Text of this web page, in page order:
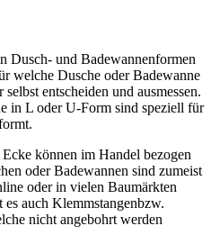
Dusch- und Badewannenformen
welche Dusche oder Badewanne
entscheiden und ausmessen.
in L oder U-Form sind speziell für
können im Handel bezogen
oder Badewannen sind zumeist
oder in vielen Baumärkten
auch Klemmstangenbzw.
nicht angebohrt werden